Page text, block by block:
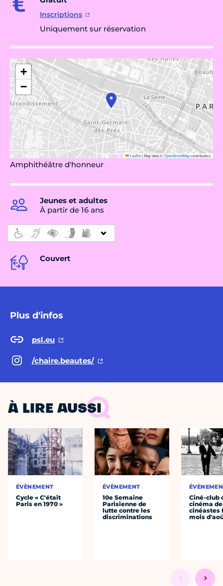
Inscriptions
Uniquement sur réservation
+
−
Leaflet|Map data ©OpenStreetMapcontributors
Amphithéâtre d'honneur
Jeunes et adultes
À partir de 16 ans
Couvert
Plus d'infos
psl.eu
/chaire.beautes/
À LIRE AUSSI
ÉVÈNEMENT
Cycle « C'était
Paris en 1970 »
ÉVÈNEMENT
10e Semaine
Parisienne de
lutte contre les
discriminations
Ciné-club
cinéma
cinéastes
mois